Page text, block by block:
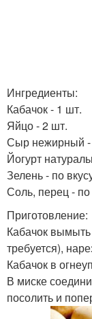
Ингредиенты:
Кабачок - 1 шт.
Яйцо - 2 шт.
Сыр нежирный -
Йогурт
Зелень - по
Соль, перец - по
Приготовление:
Кабачок
требуется),
Кабачок в
В миске
посолить и